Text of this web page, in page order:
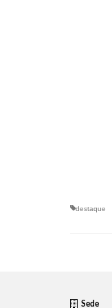
destaque
Sede